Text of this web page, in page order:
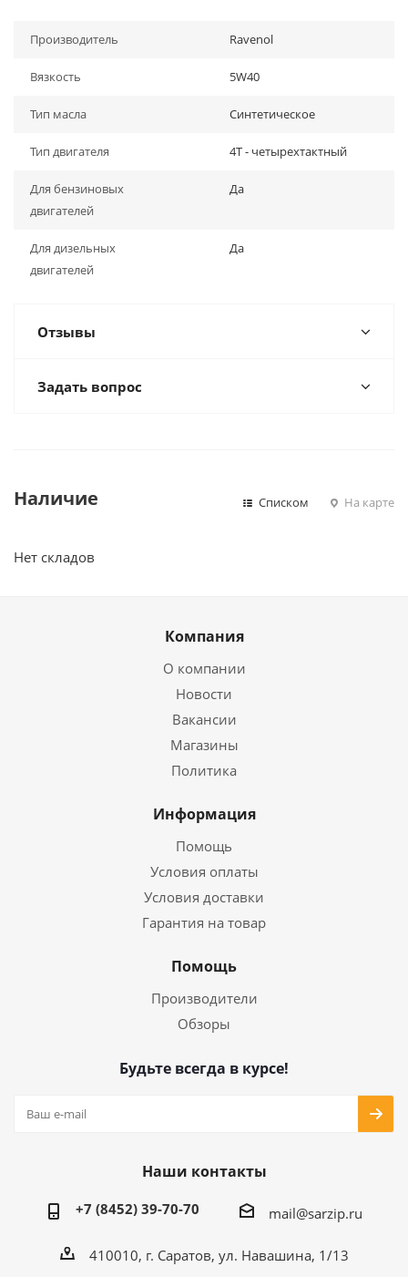
Производитель Ravenol
Вязкость 5W40
Тип масла Синтетическое
Тип двигателя 4Т - четырехтактный
Для бензиновых
двигателей
Да
Для дизельных
двигателей
Да
Отзывы
Задать вопрос
Наличие Списком На карте
Нет складов
Компания
О компании
Новости
Вакансии
Магазины
Политика
Информация
Помощь
Условия оплаты
Условия доставки
Гарантия на товар
Помощь
Производители
Обзоры
Будьте всегда в курсе!
Наши контакты
+7 (8452) 39-70-70 mail@sarzip.ru
410010, г. Саратов, ул. Навашина, 1/13